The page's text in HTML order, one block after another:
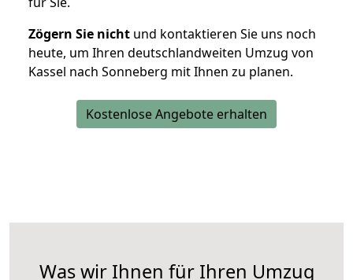
Zögern Sie nicht und kontaktieren Sie uns noch
heute, um Ihren deutschlandweiten Umzug von
Kassel nach Sonneberg mit Ihnen zu planen.
Kostenlose Angebote erhalten
Was wir Ihnen für Ihren Umzug